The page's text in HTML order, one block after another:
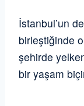
İstanbul’un
birleştiğinde
şehirde
bir yaşam